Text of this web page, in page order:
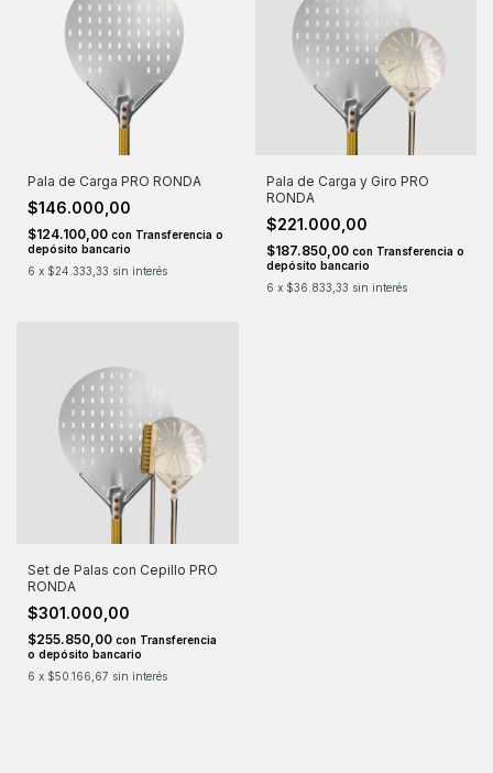
Pala de Carga PRO RONDA
$146.000,00
$124.100,00 con Transferencia o
depósito bancario
6 x $24.333,33 sin interés
Pala de Carga y Giro PRO
RONDA
$221.000,00
$187.850,00 con Transferencia o
depósito bancario
6 x $36.833,33 sin interés
Set de Palas con Cepillo PRO
RONDA
$301.000,00
$255.850,00 con Transferencia
o depósito bancario
6 x $50.166,67 sin interés